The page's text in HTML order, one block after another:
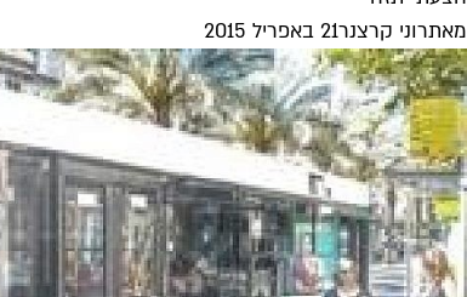
מאתרוני קרצנר21 באפריל 2015